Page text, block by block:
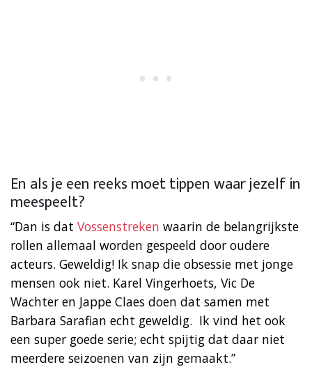
En als je een reeks moet tippen waar jezelf in
meespeelt?
“Dan is dat Vossenstreken waarin de belangrijkste
rollen allemaal worden gespeeld door oudere
acteurs. Geweldig! Ik snap die obsessie met jonge
mensen ook niet. Karel Vingerhoets, Vic De
Wachter en Jappe Claes doen dat samen met
Barbara Sarafian echt geweldig. Ik vind het ook
een super goede serie; echt spijtig dat daar niet
meerdere seizoenen van zijn gemaakt.”